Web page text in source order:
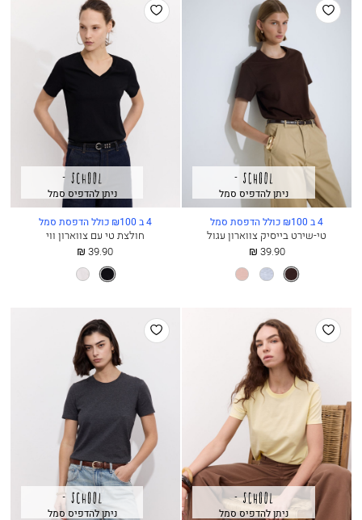
הוסף
למועדפים
ניתן להדפיס סמל
4 ב ₪100 כולל הדפסת סמל
טי-שירט בייסיק צווארון עגול
החל
39.90 ₪
חום
כהה
מלנז’
אפור
ורוד
אבק
הוסף
למועדפים
ניתן להדפיס סמל
4 ב ₪100 כולל הדפסת סמל
חולצת טי עם צווארון ווי
החל
39.90 ₪
שחור
לבן
הוסף
למועדפים
ניתן להדפיס סמל
הוסף
למועדפים
ניתן להדפיס סמל